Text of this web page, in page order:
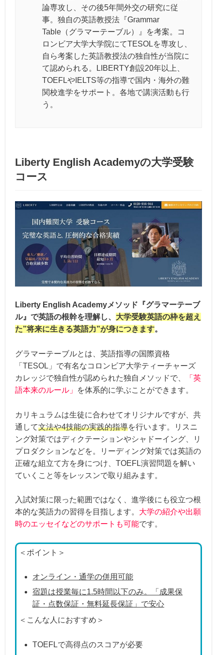
論専攻し、その後5年間外交の研究に従
事。独自の英語教授法『Grammar
Table（グラマーテーブル）』を考案。コ
ロンビア大学大学院にてTESOLを専攻し、
自ら考案した英語教授法の独自性が当院に
て認められる。LIBERTY創設20年以上、
TOEFLやIELTS等の指導で国内・海外の難
関校進学をサポート。各地で講演活動も行
う。
Liberty English Academyの大学受験
コース
Liberty English Academyメソッド『グラマーテーブ
ル』で英語の根幹を理解し、 大学受験英語の枠を超え
た”将来に生きる英語力”が身につきます。
グラマーテーブルとは、英語指導の国際資格
「TESOL」で有名なコロンビア大学ティーチャーズ
カレッジで独自性が認められた独自メソッドで、
「英
語本来のルール」
を体系的に学ぶことができます。
カリキュラムは生徒に合わせてオリジナルですが、共
通して文法や4技能の実践的指導を行います。リスニ
ング対策ではディクテーションやシャドーイング、リ
プロダクションなどを。リーディング対策では英語の
正確な組立て方を身につけ、TOEFL演習問題を解い
ていくこと等をレッスンで取り組みます。
入試対策に限った範囲ではなく、進学後にも役立つ根
本的な英語力の習得を目指します。 大学の紹介や出願
時のエッセイなどのサポートも可能です。
＜ポイント＞
オンライン・通学の併用可能
宿題は授業毎に1.5時間以下のみ。「成果保
証・点数保証・無料延長保証」で安心
＜こんな人におすすめ＞
TOEFLで高得点のスコアが必要